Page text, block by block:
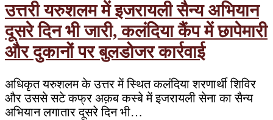
उत्तरी यरुशलम में इजरायली सैन्य अभियान
दूसरे दिन भी जारी, कलंदिया कैंप में छापेमारी
और दुकानों पर बुलडोजर कार्रवाई
अधिकृत यरुशलम के उत्तर में स्थित कलंदिया शरणार्थी शिविर
और उससे सटे कफ्र अक़ब कस्बे में इजरायली सेना का सैन्य
अभियान लगातार दूसरे दिन भी…